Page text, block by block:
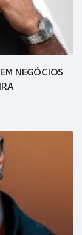
NEGÓCIOS